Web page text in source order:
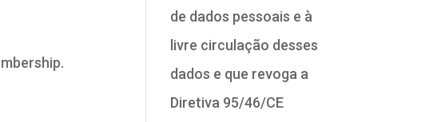
de dados pessoais e à
livre circulação desses
dados e que revoga a
Diretiva 95/46/CE